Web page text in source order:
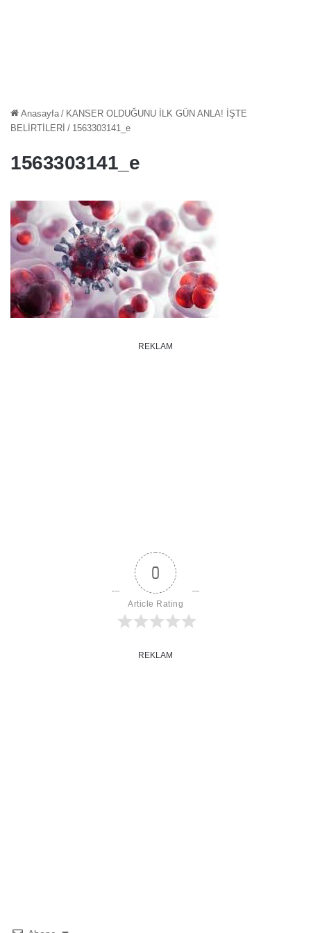
Anasayfa / KANSER OLDUĞUNU İLK GÜN ANLA! İŞTE
BELİRTİLERİ / 1563303141_e
1563303141_e
REKLAM
0
Article Rating
REKLAM